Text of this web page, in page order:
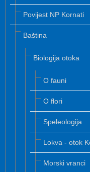
Povijest NP Kornati
Baština
Biologija otoka
O fauni
O flori
Speleologija
Lokva - otok
Morski vranci